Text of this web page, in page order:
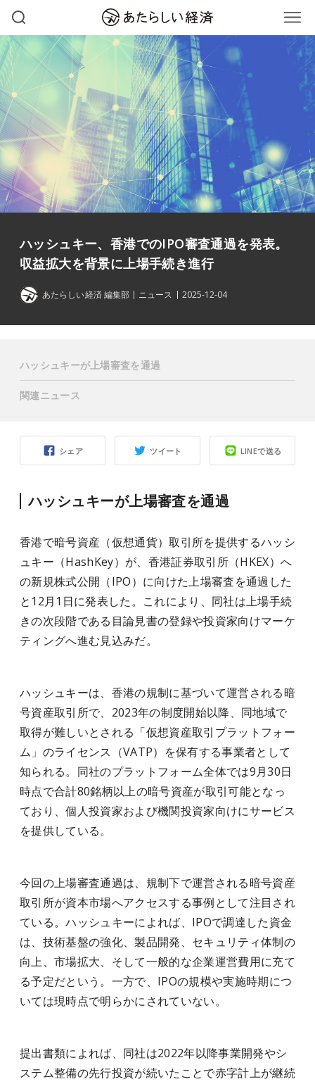
ハッシュキー、香港でのIPO審査通過を発表。
収益拡大を背景に上場手続き進行
あたらしい経済 編集部 ニュース 2025-12-04
シェア ツイート LINEで送る
ハッシュキーが上場審査を通過
香港で暗号資産（仮想通貨）取引所を提供するハッシ
ュキー（HashKey）が、香港証券取引所（HKEX）へ
の新規株式公開（IPO）に向けた上場審査を通過した
と12月1日に発表した。これにより、同社は上場手続
きの次段階である目論見書の登録や投資家向けマーケ
ティングへ進む見込みだ。
ハッシュキーは、香港の規制に基づいて運営される暗
号資産取引所で、2023年の制度開始以降、同地域で
取得が難しいとされる「仮想資産取引プラットフォー
ム」のライセンス（VATP）を保有する事業者として
知られる。同社のプラットフォーム全体では9月30日
時点で合計80銘柄以上の暗号資産が取引可能となっ
ており、個人投資家および機関投資家向けにサービス
を提供している。
今回の上場審査通過は、規制下で運営される暗号資産
取引所が資本市場へアクセスする事例として注目され
ている。ハッシュキーによれば、IPOで調達した資金
は、技術基盤の強化、製品開発、セキュリティ体制の
向上、市場拡大、そして一般的な企業運営費用に充て
る予定だという。一方で、IPOの規模や実施時期につ
いては現時点で明らかにされていない。
提出書類によれば、同社は2022年以降事業開発やシ
ステム整備の先行投資が続いたことで赤字計上が継続
ハッシュキーが上場審査を通過
関連ニュース